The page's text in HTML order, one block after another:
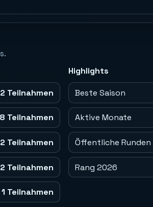
Teilnahmen
Teilnahmen
Teilnahmen
2 Teilnahmen
1 Teilnahmen
Highlights
Beste Saison
Aktive Monate
Öffentliche Runden
Rang 2026